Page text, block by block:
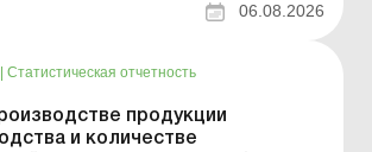
обн...
06.08.2026
Статистическая отчетность
продукции
и количестве